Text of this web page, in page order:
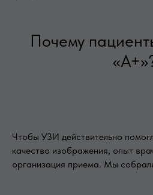
Почему
Чтобы УЗИ действительно
качество изображения, опыт
организация приема. Мы